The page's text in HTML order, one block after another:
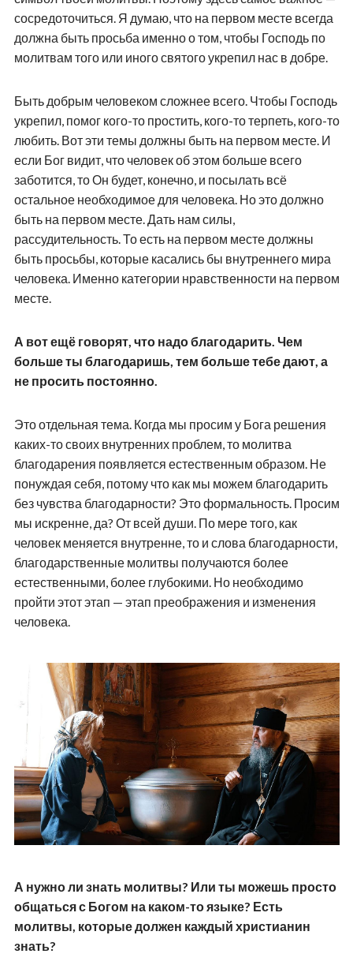
сосредоточиться. Я думаю, что на первом месте всегда
должна быть просьба именно о том, чтобы Господь по
молитвам того или иного святого укрепил нас в добре.
Быть добрым человеком сложнее всего. Чтобы Господь
укрепил, помог кого-то простить, кого-то терпеть, кого-то
любить. Вот эти темы должны быть на первом месте. И
если Бог видит, что человек об этом больше всего
заботится, то Он будет, конечно, и посылать всё
остальное необходимое для человека. Но это должно
быть на первом месте. Дать нам силы,
рассудительность. То есть на первом месте должны
быть просьбы, которые касались бы внутреннего мира
человека. Именно категории нравственности на первом
месте.
А вот ещё говорят, что надо благодарить. Чем
больше ты благодаришь, тем больше тебе дают, а
не просить постоянно.
Это отдельная тема. Когда мы просим у Бога решения
каких-то своих внутренних проблем, то молитва
благодарения появляется естественным образом. Не
понуждая себя, потому что как мы можем благодарить
без чувства благодарности? Это формальность. Просим
мы искренне, да? От всей души. По мере того, как
человек меняется внутренне, то и слова благодарности,
благодарственные молитвы получаются более
естественными, более глубокими. Но необходимо
пройти этот этап — этап преображения и изменения
человека.
А нужно ли знать молитвы? Или ты можешь просто
общаться с Богом на каком-то языке? Есть
молитвы, которые должен каждый христианин
знать?